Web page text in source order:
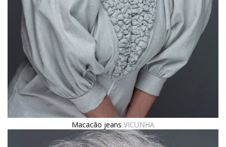
Macacão jeans VICUNHA